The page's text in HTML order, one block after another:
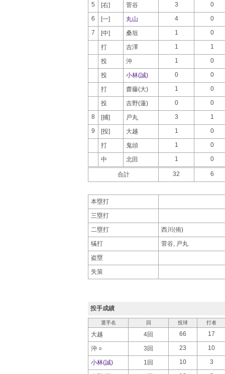
5
[右] 菅谷 3
0
6
[一] 丸山 4
0
7
[中] 桑垣 1 0
打 吉澤 1 1
投 沖 1 0
投 小林(誠) 0 0
打 齋藤(大) 1 0
投 吉野(蓮) 0
0
8
[捕] 戸丸 3
1
9
[投] 大越 1 0
打 鬼頭 1 0
中 北田 1 0
合計 32 6
本塁打
三塁打
二塁打
西川(侑)
犠打
菅谷, 戸丸
盗塁
失策
投手成績
選手名 回 投球 打者
大越 4回 66 17
沖 ○ 3回 23 10
小林(誠) 1回 10 3